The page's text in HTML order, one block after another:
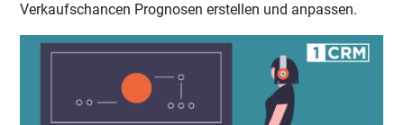
Verkaufschancen Prognosen erstellen und anpassen.